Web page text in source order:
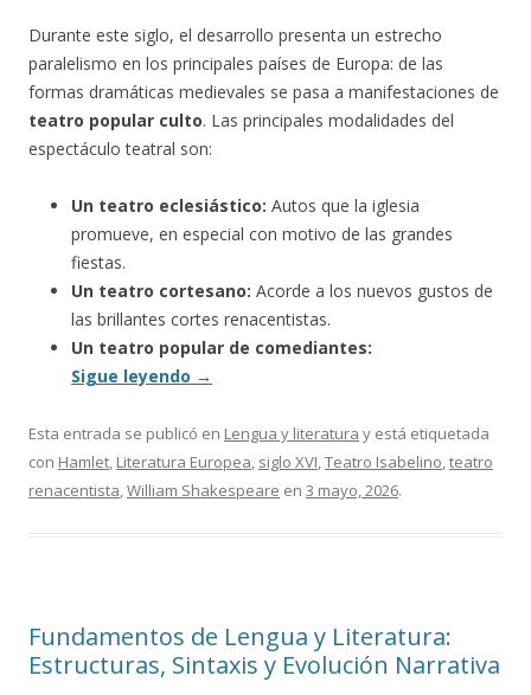
Durante este siglo, el desarrollo presenta un estrecho
paralelismo en los principales países de Europa: de las
formas dramáticas medievales se pasa a manifestaciones de
teatro popular culto. Las principales modalidades del
espectáculo teatral son:
Un teatro eclesiástico: Autos que la iglesia
promueve, en especial con motivo de las grandes
fiestas.
Un teatro cortesano: Acorde a los nuevos gustos de
las brillantes cortes renacentistas.
Un teatro popular de comediantes:
Sigue leyendo →
Esta entrada se publicó en Lengua y literatura y está etiquetada
con Hamlet, Literatura Europea, siglo XVI,Teatro Isabelino,teatro
renacentista,William Shakespeare en 3 mayo, 2026.
Fundamentos de Lengua y Literatura:
Estructuras, Sintaxis y Evolución Narrativa